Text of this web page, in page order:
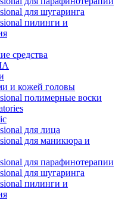
для шугаринга
пилинги и
средства
и кожей головы
полимерные воски
для лица
для маникюра и
для парафинотерапии
для шугаринга
пилинги и